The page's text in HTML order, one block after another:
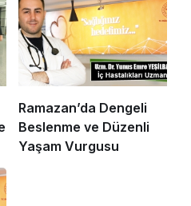
Ramazan’da Dengeli
Beslenme ve Düzenli
Yaşam Vurgusu